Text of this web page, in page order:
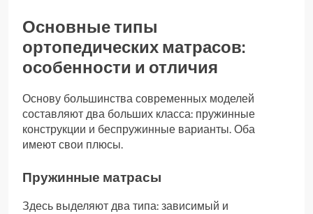
Основные типы
ортопедических матрасов:
особенности и отличия
Основу большинства современных моделей
составляют два больших класса: пружинные
конструкции и беспружинные варианты. Оба
имеют свои плюсы.
Пружинные матрасы
Здесь выделяют два типа: зависимый и